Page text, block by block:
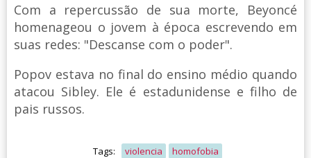
Com a repercussão de sua morte, Beyoncé
homenageou o jovem à época escrevendo em
suas redes: "Descanse com o poder".
Popov estava no final do ensino médio quando
atacou Sibley. Ele é estadunidense e filho de
pais russos.
Tags: violencia homofobia